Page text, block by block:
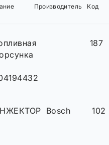
Производитель Код
187
Bosch 102